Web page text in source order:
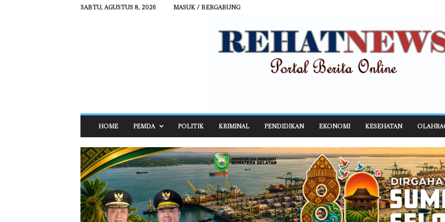
SABTU, AGUSTUS 8, 2026 MASUK / BERGABUNG
H
A
T
N
E
W
S
HOME PEMDA POLITIK KRIMINAL PENDIDIKAN EKONOMI KESEHATAN